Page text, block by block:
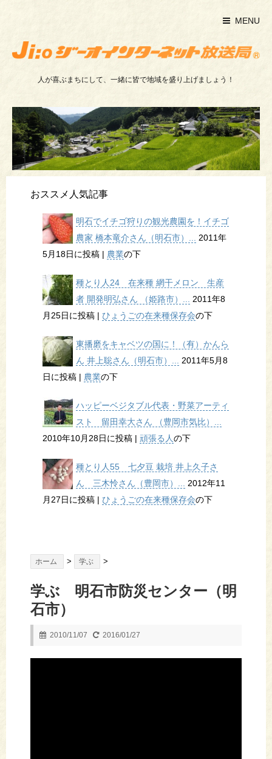
MENU
人が喜ぶまちにして、一緒に皆で地域を盛り上げましょう！
おススメ人気記事
明石でイチゴ狩りの観光農園を！イチゴ
農家 橋本竜介さん（明石市）... 2011年
5月18日に投稿 | 農業の下
種とり人24 在来種 網干メロン 生産
者 開発明弘さん （姫路市）... 2011年8
月25日に投稿 | ひょうごの在来種保存会の下
東播磨をキャベツの国に！（有）かんら
ん 井上聡さん（明石市）... 2011年5月8
日に投稿 | 農業の下
ハッピーベジタブル代表・野菜アーティ
スト 留田幸大さん （豊岡市気比）...
2010年10月28日に投稿 | 頑張る人の下
種とり人55 七夕豆 栽培 井上久子さ
ん 三木怜さん（豊岡市）... 2012年11
月27日に投稿 | ひょうごの在来種保存会の下
ホーム > 学ぶ >
学ぶ 明石市防災センター（明
石市）
2010/11/07 2016/01/27